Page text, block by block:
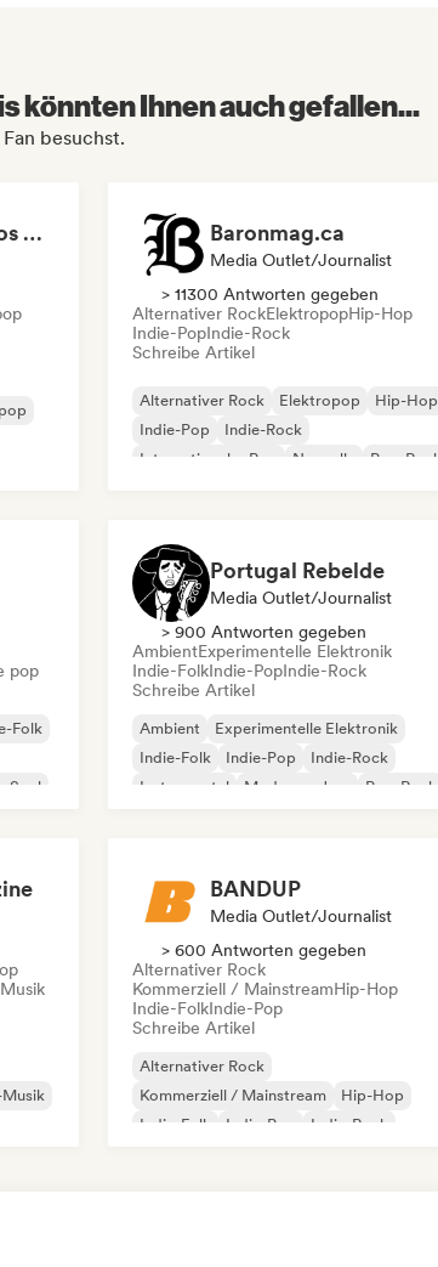
könnten Ihnen auch gefallen...
besuchst.
#🆁🅺🅲 - Radio Kaos Caribou Baronmag.ca
Media Outlet/Journalist
> 11300 Antworten gegeben
Alternativer RockElektropopHip-Hop
Indie-PopIndie-Rock
Schreibe Artikel
Alternativer Rock Elektropop
Hip-Hop
Indie-Pop
Indie-Rock
Internationaler Pop
Nouvelle Pop-Rock
pop
Folk
Soul
Portugal Rebelde
Media Outlet/Journalist
> 900 Antworten gegeben
AmbientExperimentelle Elektronik
Indie-FolkIndie-PopIndie-Rock
Schreibe Artikel
Ambient
Experimentelle Elektronik
Indie-Folk
Indie-Pop
Indie-Rock
Instrumental
Moderner Jazz Pop-Rock
BANDUP
Media Outlet/Journalist
> 600 Antworten gegeben
Alternativer Rock
Kommerziell / MainstreamHip-Hop
Indie-FolkIndie-Pop
Schreibe Artikel
Alternativer Rock
Kommerziell / Mainstream
Hip-Hop
Indie-Folk
Indie-Pop
Indie-Rock